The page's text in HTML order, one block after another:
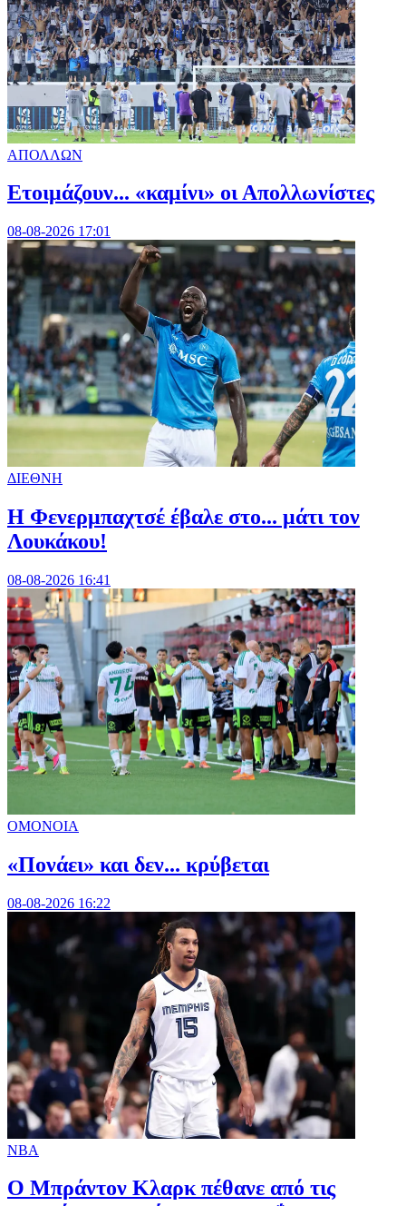
ΑΠΟΛΛΩΝ
Ετοιμάζουν... «καμίνι» οι Απολλωνίστες
08-08-2026 17:01
ΔΙΕΘΝΗ
Η Φενερμπαχτσέ έβαλε στο... μάτι τον
Λουκάκου!
08-08-2026 16:41
ΟΜΟΝΟΙΑ
«Πονάει» και δεν... κρύβεται
08-08-2026 16:22
NBA
Ο Μπράντον Κλαρκ πέθανε από τις